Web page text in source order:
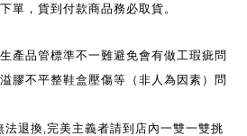
單，貨到付款商品務必取貨。
產品管標準不一難避免會有做工瑕疵問
膠不平整鞋盒壓傷等（非人為因素）問
退換,完美主義者請到店內一雙一雙挑